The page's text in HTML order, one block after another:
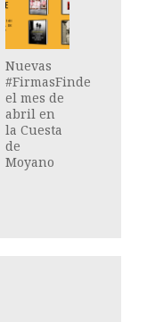
Nuevas
#FirmasFinde
el mes de
abril en
la Cuesta
de
Moyano